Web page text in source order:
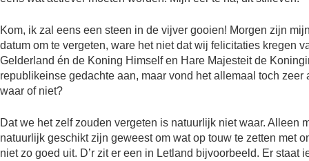
Kom, ik zal eens een steen in de vijver gooien! Morgen zijn
datum om te vergeten, ware het niet dat wij felicitaties kregen
Gelderland én de Koning Himself en Hare Majesteit de
republikeinse gedachte aan, maar vond het allemaal toch
waar of niet?
Dat we het zelf zouden vergeten is natuurlijk niet waar. Alleen
natuurlijk geschikt zijn geweest om wat op touw te zetten met
niet zo goed uit. D’r zit er een in Letland bijvoorbeeld. Er